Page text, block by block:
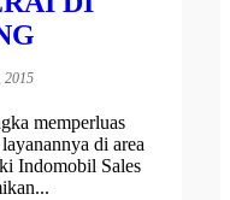
2015
memperluas
di area
Indomobil Sales